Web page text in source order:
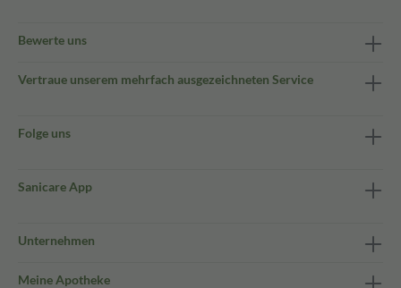
Bewerte uns
Vertraue unserem mehrfach ausgezeichneten Service
Folge uns
Sanicare App
Unternehmen
Meine Apotheke